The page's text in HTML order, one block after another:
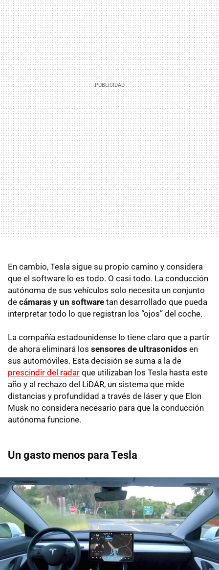
En cambio, Tesla sigue su propio camino y considera
que el software lo es todo. O casi todo. La conducción
autónoma de sus vehículos solo necesita un conjunto
de cámaras y un software tan desarrollado que pueda
interpretar todo lo que registran los “ojos” del coche.
La compañía estadounidense lo tiene claro que a partir
de ahora eliminará los sensores de ultrasonidos en
sus automóviles. Esta decisión se suma a la de
prescindir del radar que utilizaban los Tesla hasta este
año y al rechazo del LiDAR, un sistema que mide
distancias y profundidad a través de láser y que Elon
Musk no considera necesario para que la conducción
autónoma funcione.
Un gasto menos para Tesla